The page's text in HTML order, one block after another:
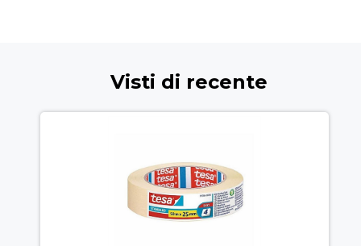
Visti di recente